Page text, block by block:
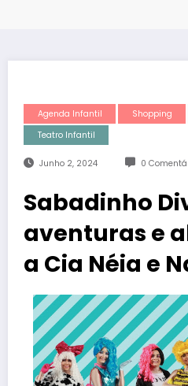
Agenda Infantil Shopping
Teatro Infantil
Junho 2, 2024 0
Sabadinho
aventuras e
a Cia Néia e